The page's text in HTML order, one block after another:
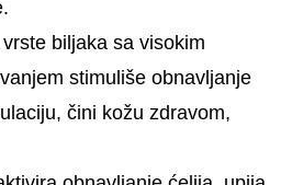
biljaka sa visokim
stimuliše obnavljanje
čini kožu zdravom,